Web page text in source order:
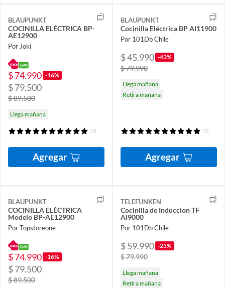
BLAUPUNKT
COCINILLA ELÉCTRICA BP-
AE12900
Por Joki
$ 74.990 -16%
$ 79.500
$ 89.500
Llega mañana
(1)
Agregar
BLAUPUNKT
Cocinilla Eléctrica BP AI11900
Por 101Db Chile
$ 45.990 -43%
$ 79.990
Llega mañana
Retira mañana
(3)
Agregar
BLAUPUNKT
COCINILLA ELÉCTRICA
Modelo BP-AE12900
Por Topstoreone
$ 74.990 -16%
$ 79.500
$ 89.500
TELEFUNKEN
Cocinilla de Induccion TF
AI9000
Por 101Db Chile
$ 59.990 -25%
$ 79.990
Llega mañana
Retira mañana